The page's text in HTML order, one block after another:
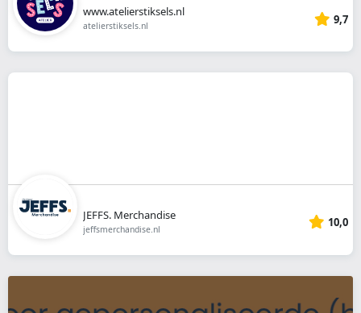
www.atelierstiksels.nl
atelierstiksels.nl 9,7
JEFFS. Merchandise
jeffsmerchandise.nl 10,0